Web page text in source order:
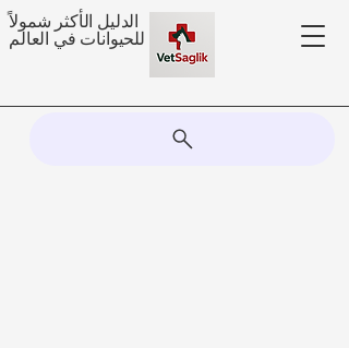
الدليل الأكثر شمولاً
للحيوانات في العالم